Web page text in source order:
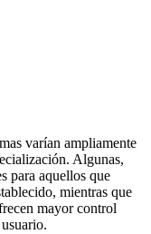
varían ampliamente
Algunas,
para aquellos que
mientras que
mayor control